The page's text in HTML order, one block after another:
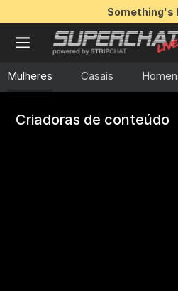
Something's
Mulheres Casais
Criadoras de conteúdo